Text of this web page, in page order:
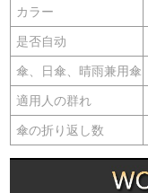
カラー
是否自动
傘、日傘、晴雨兼用傘
適用人の群れ
傘の折り返し数